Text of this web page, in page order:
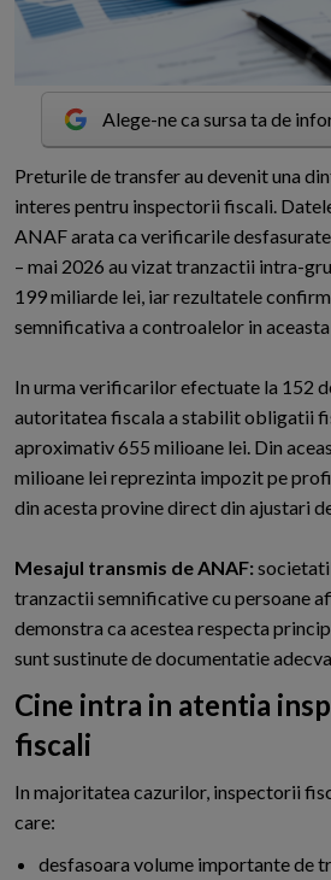
Alege-ne ca sursa ta de
Preturile de transfer au devenit una
interes pentru inspectorii fiscali.
ANAF arata ca verificarile
– mai 2026 au vizat tranzactii intra-
199 miliarde lei, iar rezultatele
semnificativa a controalelor in
In urma verificarilor efectuate la 152
autoritatea fiscala a stabilit obligatii
aproximativ 655 milioane lei. Din
milioane lei reprezinta impozit pe
din acesta provine direct din ajustari
Mesajul transmis de ANAF:
tranzactii semnificative cu persoane
demonstra ca acestea respecta
sunt sustinute de documentatie
Cine intra in atentia
fiscali
In majoritatea cazurilor, inspectorii
care:
desfasoara volume importante de